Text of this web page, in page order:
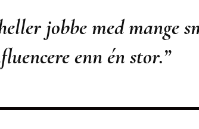
jobbe medmange
enn én stor.”